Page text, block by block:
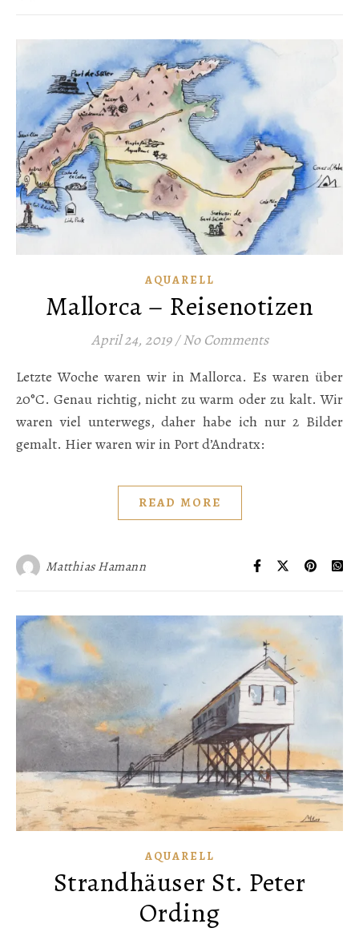
AQUARELL
Mallorca – Reisenotizen
April 24, 2019 / No Comments
Letzte Woche waren wir in Mallorca. Es waren über
20°C. Genau richtig, nicht zu warm oder zu kalt. Wir
waren viel unterwegs, daher habe ich nur 2 Bilder
gemalt. Hier waren wir in Port d’Andratx:
READ MORE
Matthias Hamann
AQUARELL
Strandhäuser St. Peter
Ording